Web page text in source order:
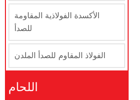
الأكسدة الفولاذية المقاومة
للصدأ
الفولاذ المقاوم للصدأ الملدن
اللحام